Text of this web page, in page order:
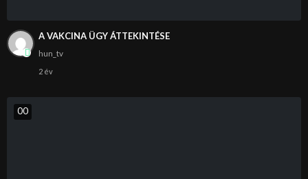
A VAKCINA ÜGY ÁTTEKINTÉSE
hun_tv
2 év
00